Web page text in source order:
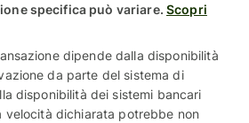
specifica può variare. Scopri
dipende dalla disponibilità
da parte del sistema di
disponibilità dei sistemi bancari
velocità dichiarata potrebbe non